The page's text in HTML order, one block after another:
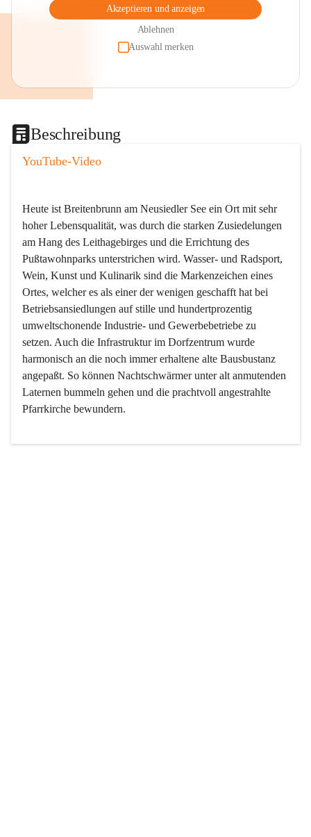
Akzeptieren und anzeigen
Ablehnen
Auswahl merken
Beschreibung
YouTube-Video
Heute ist Breitenbrunn am Neusiedler See ein Ort mit sehr
hoher Lebensqualität, was durch die starken Zusiedelungen
am Hang des Leithagebirges und die Errichtung des
Pußtawohnparks unterstrichen wird. Wasser- und Radsport,
Wein, Kunst und Kulinarik sind die Markenzeichen eines
Ortes, welcher es als einer der wenigen geschafft hat bei
Betriebsansiedlungen auf stille und hundertprozentig
umweltschonende Industrie- und Gewerbebetriebe zu
setzen. Auch die Infrastruktur im Dorfzentrum wurde
harmonisch an die noch immer erhaltene alte Bausbustanz
angepaßt. So können Nachtschwärmer unter alt anmutenden
Laternen bummeln gehen und die prachtvoll angestrahlte
Pfarrkirche bewundern.
Der Weinbau dominert heute nicht mehr, ist aber integrativer